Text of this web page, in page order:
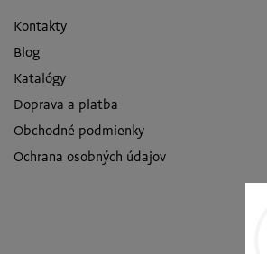
Kontakty
Blog
Katalógy
Doprava a platba
Obchodné podmienky
Ochrana osobných údajov